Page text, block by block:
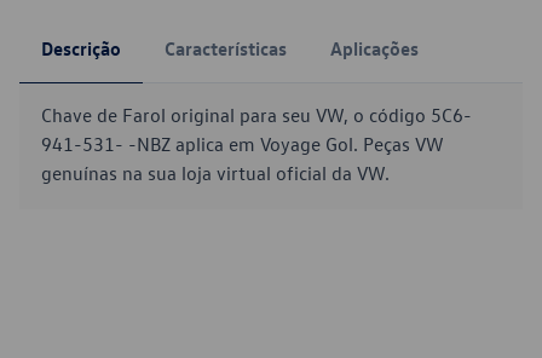
Descrição Características Aplicações
Chave de Farol original para seu VW, o código 5C6-
941-531- -NBZ aplica em Voyage Gol. Peças VW
genuínas na sua loja virtual oficial da VW.